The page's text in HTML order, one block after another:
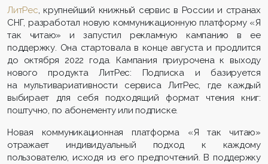
ЛитРес, крупнейший книжный сервис в России и странах
СНГ, разработал новую коммуникационную платформу «Я
так читаю» и запустил рекламную кампанию в ее
поддержку. Она стартовала в конце августа и продлится
до октября 2022 года. Кампания приурочена к выходу
нового продукта ЛитРес: Подписка и базируется
на мультивариативности сервиса ЛитРес, где каждый
выбирает для себя подходящий формат чтения книг:
поштучно, по абонементу или подписке.
Новая коммуникационная платформа «Я так читаю»
отражает индивидуальный подход к каждому
пользователю, исходя из его предпочтений. В поддержку